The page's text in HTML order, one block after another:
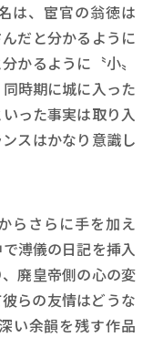
は、宦官の翁徳は
だと分かるように
かるように〝小〟
時期に城に入った
った事実は取り入
スはかなり意識し
らさらに手を加え
溥儀の日記を挿入
廃皇帝側の心の変
らの友情はどうな
い余韻を残す作品